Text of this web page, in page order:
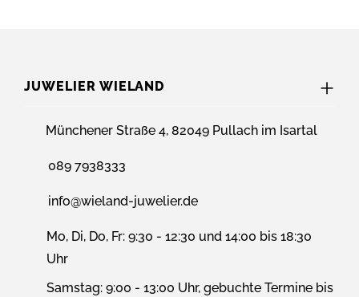
JUWELIER WIELAND
Münchener Straße 4, 82049 Pullach im Isartal
089 7938333
info@wieland-juwelier.de
Mo, Di, Do, Fr: 9:30 - 12:30 und 14:00 bis 18:30
Uhr
Samstag: 9:00 - 13:00 Uhr, gebuchte Termine bis